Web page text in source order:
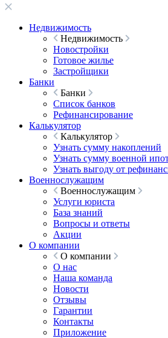
Недвижимость
Недвижимость
Новостройки
Готовое жилье
Застройщики
Банки
Банки
Список банков
Рефинансирование
Калькулятор
Калькулятор
Узнать сумму накоплений
Узнать сумму военной
Узнать выгоду от
Военнослужащим
Военнослужащим
Услуги юриста
База знаний
Вопросы и ответы
Акции
О компании
О компании
О нас
Наша команда
Новости
Отзывы
Гарантии
Контакты
Приложение